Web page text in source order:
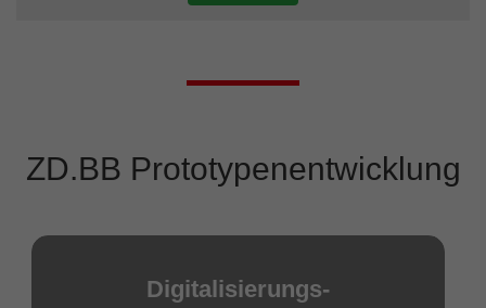
ZD.BB Prototypenentwicklung
Digitalisierungs-